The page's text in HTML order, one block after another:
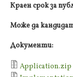
Краен срок за
Може да
Документи:
Application.zip